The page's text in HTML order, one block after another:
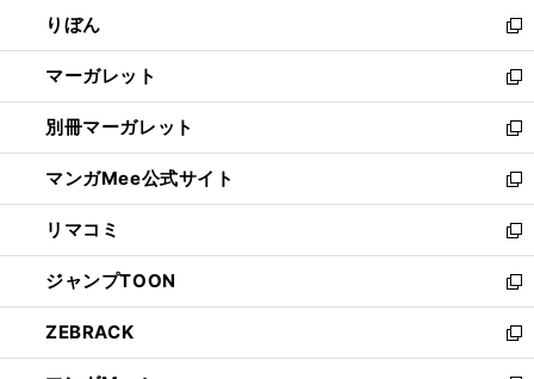
く
で
開
く
ド
ウ
で
開
く
ィ
ン
ド
ウ
で
開
く
りぼん
新
し
い
ウ
ィ
ン
ド
ウ
で
開
く
マーガレット
新
し
い
ウ
ィ
ン
ド
ウ
で
開
く
別冊マーガレット
新
し
い
ウ
ィ
ン
ド
ウ
で
開
マンガMee公式サイト
新
し
い
ウ
ィ
ン
ド
ウ
リマコミ
新
し
い
ウ
ィ
ン
ジャンプTOON
新
し
い
ウ
ZEBRACK
新
し